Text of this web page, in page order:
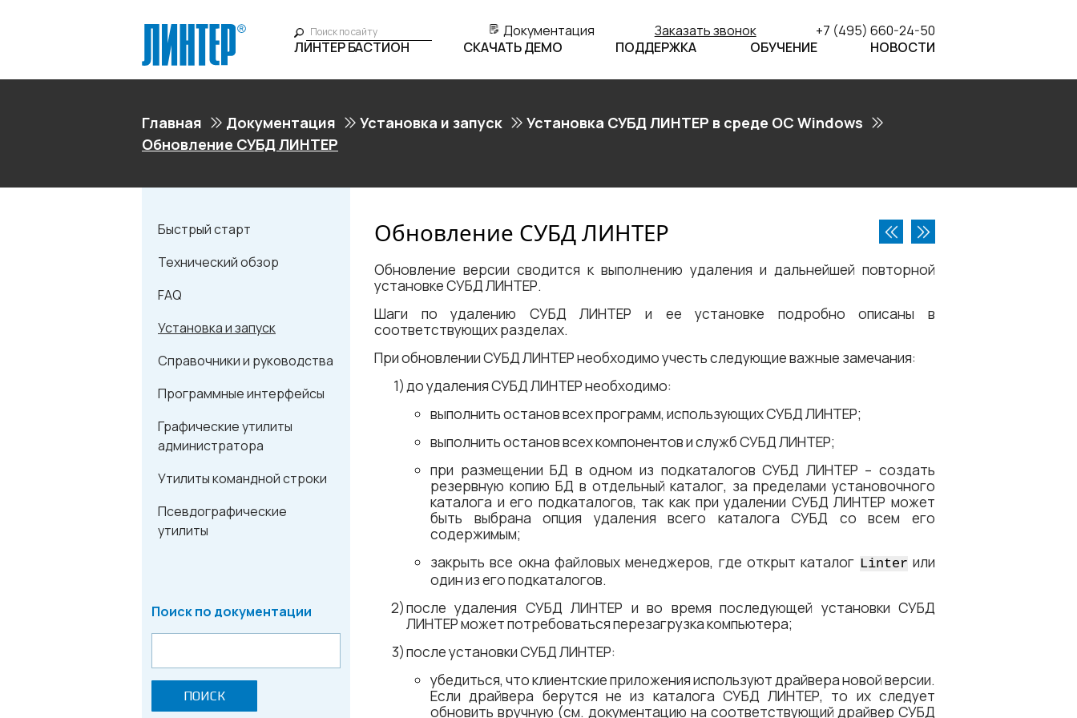
Документация Заказать звонок
+7 (495) 660-24-50
ЛИНТЕР БАСТИОН
СКАЧАТЬ ДЕМО ПОДДЕРЖКА ОБУЧЕНИЕ НОВОСТИ
Главная Документация Установка и запуск
Установка СУБД ЛИНТЕР в среде ОС Windows
Обновление СУБД ЛИНТЕР
Быстрый старт
Технический обзор
FAQ
Установка и запуск
Справочники и руководства
Программные интерфейсы
Графические утилиты
администратора
Утилиты командной строки
Псевдографические
утилиты
Поиск по документации
ПОИСК
Обновление СУБД ЛИНТЕР
Обновление версии сводится к выполнению удаления и дальнейшей повторной
установке СУБД ЛИНТЕР.
Шаги по удалению СУБД ЛИНТЕР и ее установке подробно описаны в
соответствующих разделах.
При обновлении СУБД ЛИНТЕР необходимо учесть следующие важные замечания:
до удаления СУБД ЛИНТЕР необходимо:
выполнить останов всех программ, использующих СУБД ЛИНТЕР;
выполнить останов всех компонентов и служб СУБД ЛИНТЕР;
при размещении БД в одном из подкаталогов СУБД ЛИНТЕР – создать
резервную копию БД в отдельный каталог, за пределами установочного
каталога и его подкаталогов, так как при удалении СУБД ЛИНТЕР может
быть выбрана опция удаления всего каталога СУБД со всем его
содержимым;
закрыть все окна файловых менеджеров, где открыт каталог Linter или
один из его подкаталогов.
после удаления СУБД ЛИНТЕР и во время последующей установки СУБД
ЛИНТЕР может потребоваться перезагрузка компьютера;
после установки СУБД ЛИНТЕР:
убедиться, что клиентские приложения используют драйвера новой версии.
Если драйвера берутся не из каталога СУБД ЛИНТЕР, то их следует
обновить вручную (см. документацию на соответствующий драйвер СУБД